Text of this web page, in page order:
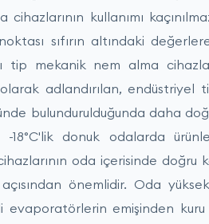
kullanımı
sıfırın altındaki
mekanik nem alma
adlandırılan, endüstriyel
bulundurulduğunda daha
18°C'lik donuk odalarda
oda içerisinde doğru
açısından önemlidir. Oda
evaporatörlerin emişinden